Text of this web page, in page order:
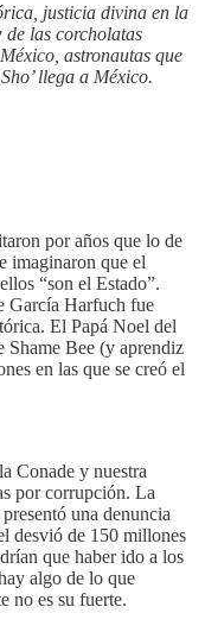
justicia divina en la
las corcholatas
astronautas que
llega a México.
por años que lo de
imaginaron que el
“son el Estado”.
García Harfuch fue
El Papá Noel del
Shame Bee (y aprendiz
en las que se creó el
Conade y nuestra
por corrupción. La
una denuncia
desvió de 150 millones
que haber ido a los
algo de lo que
no es su fuerte.